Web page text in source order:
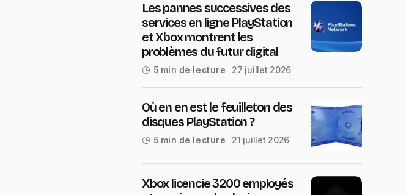
Les pannes successives des
services en ligne PlayStation
et Xbox montrent les
problèmes du futur digital
5 min de lecture 27 juillet 2026
Où en en est le feuilleton des
disques PlayStation ?
5 min de lecture 21 juillet 2026
Xbox licencie 3200 employés